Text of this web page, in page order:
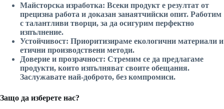
Майсторска изработка: Всеки продукт е резултат от
прецизна работа и доказан занаятчийски опит. Работим
с талантливи творци, за да осигурим перфектно
изпълнение.
Устойчивост: Приоритизираме екологични материали и
етични производствени методи.
Доверие и прозрачност: Стремим се да предлагаме
продукти, които изпълняват своите обещания.
Заслужавате най-доброто, без компромиси.
Защо да изберете нас?